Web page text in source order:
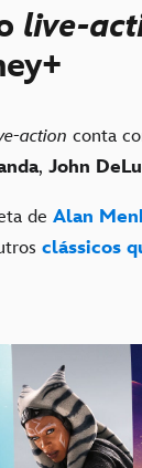
live-
action conta
, John
de Alan
clássicos